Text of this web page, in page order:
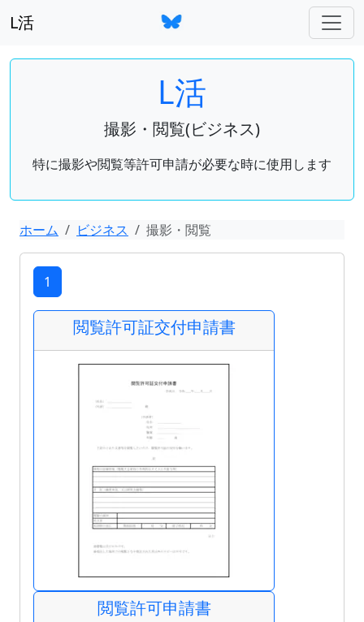
L活
L活
撮影・閲覧(ビジネス)
特に撮影や閲覧等許可申請が必要な時に使用します
ホーム ビジネス 撮影・閲覧
1
閲覧許可証交付申請書
閲覧許可申請書